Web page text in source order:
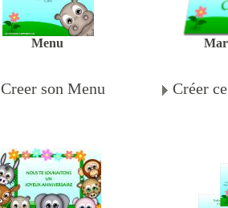
Menu
Creer son Menu Créer